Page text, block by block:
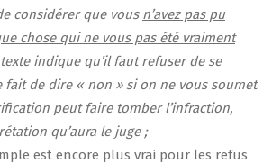
considérer que vous n’avez pas pu
chose qui ne vous pas été vraiment
indique qu’il faut refuser de se
fait de dire « non » si on ne vous soumet
peut faire tomber l’infraction,
qu’aura le juge ;
est encore plus vrai pour les refus